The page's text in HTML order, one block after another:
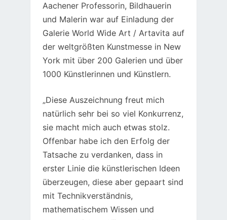
Aachener Professorin, Bildhauerin
und Malerin war auf Einladung der
Galerie World Wide Art / Artavita auf
der weltgrößten Kunstmesse in New
York mit über 200 Galerien und über
1000 Künstlerinnen und Künstlern.
„Diese Auszeichnung freut mich
natürlich sehr bei so viel Konkurrenz,
sie macht mich auch etwas stolz.
Offenbar habe ich den Erfolg der
Tatsache zu verdanken, dass in
erster Linie die künstlerischen Ideen
überzeugen, diese aber gepaart sind
mit Technikverständnis,
mathematischem Wissen und